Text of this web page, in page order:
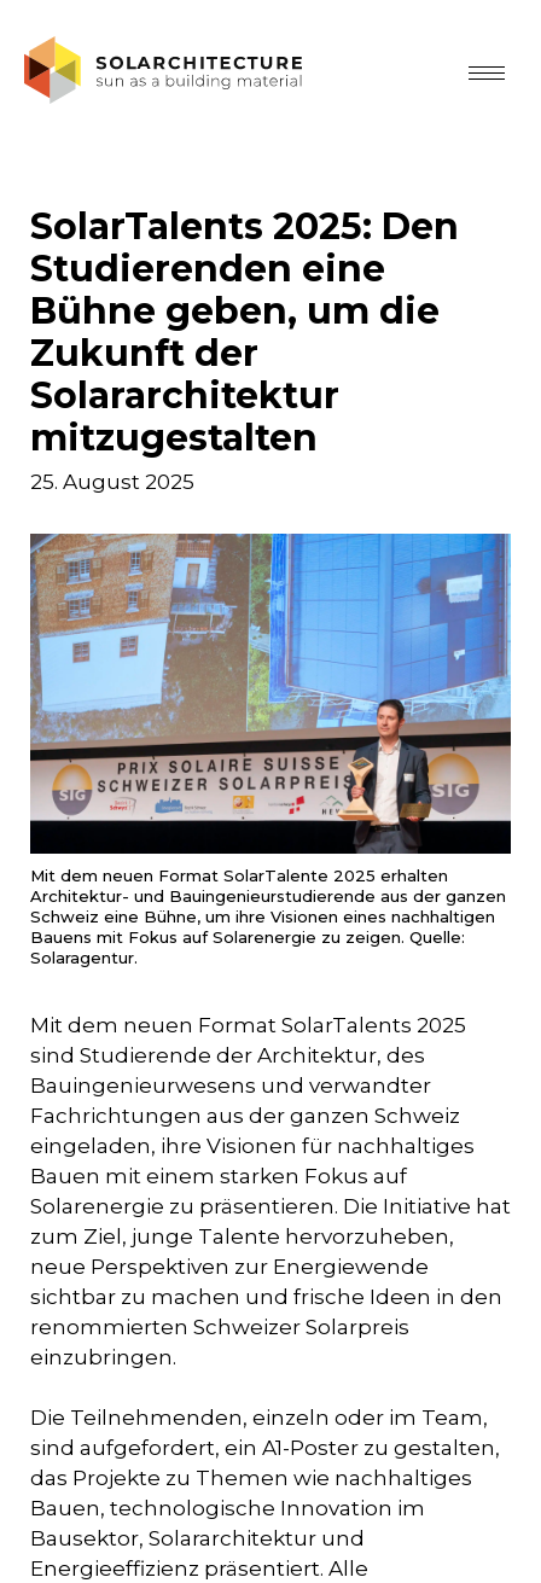
SolarTalents 2025: Den
Studierenden eine
Bühne geben, um die
Zukunft der
Solararchitektur
mitzugestalten
25. August 2025
Mit dem neuen Format SolarTalente 2025 erhalten
Architektur- und Bauingenieurstudierende aus der ganzen
Schweiz eine Bühne, um ihre Visionen eines nachhaltigen
Bauens mit Fokus auf Solarenergie zu zeigen. Quelle:
Solaragentur.
Mit dem neuen Format SolarTalents 2025
sind Studierende der Architektur, des
Bauingenieurwesens und verwandter
Fachrichtungen aus der ganzen Schweiz
eingeladen, ihre Visionen für nachhaltiges
Bauen mit einem starken Fokus auf
Solarenergie zu präsentieren. Die Initiative hat
zum Ziel, junge Talente hervorzuheben,
neue Perspektiven zur Energiewende
sichtbar zu machen und frische Ideen in den
renommierten Schweizer Solarpreis
einzubringen.
Die Teilnehmenden, einzeln oder im Team,
sind aufgefordert, ein A1-Poster zu gestalten,
das Projekte zu Themen wie nachhaltiges
Bauen, technologische Innovation im
Bausektor, Solararchitektur und
Energieeffizienz präsentiert. Alle